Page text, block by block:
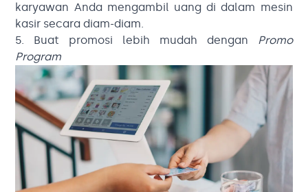
karyawan Anda mengambil uang di dalam mesin
kasir secara diam-diam.
5. Buat promosi lebih mudah dengan Promo
Program